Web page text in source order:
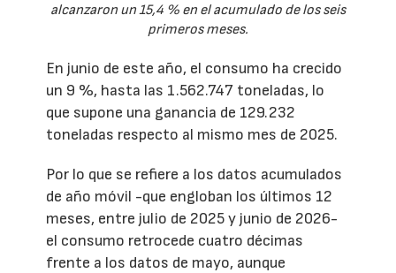
alcanzaron un 15,4 % en el acumulado de los seis
primeros meses.
En junio de este año, el consumo ha crecido
un 9 %, hasta las 1.562.747 toneladas, lo
que supone una ganancia de 129.232
toneladas respecto al mismo mes de 2025.
Por lo que se refiere a los datos acumulados
de año móvil -que engloban los últimos 12
meses, entre julio de 2025 y junio de 2026-
el consumo retrocede cuatro décimas
frente a los datos de mayo, aunque